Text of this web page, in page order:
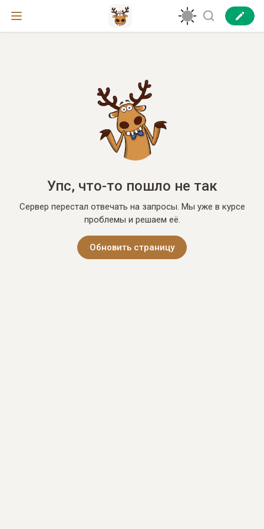
Упс, что-то пошло не так
Сервер перестал отвечать на запросы. Мы уже в курсе
проблемы и решаем её.
Обновить страницу